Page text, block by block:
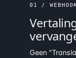
01 /
Geen